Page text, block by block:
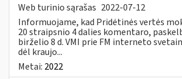
Web turinio sąrašas 2022-07-12
Informuojame, kad Pridėtinės vertės
20 straipsnio 4 dalies komentaro,
birželio 8 d. VMI prie FM interneto
dėl kraujo...
Metai: 2022